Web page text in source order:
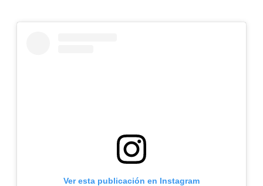
Ver esta publicación en Instagram